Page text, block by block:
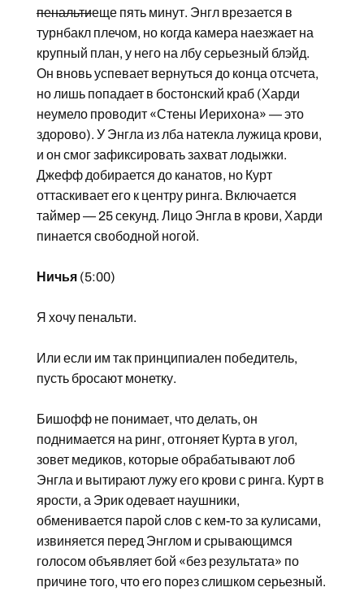
пенальтиеще пять минут. Энгл врезается в
турнбакл плечом, но когда камера наезжает на
крупный план, у него на лбу серьезный блэйд.
Он вновь успевает вернуться до конца отсчета,
но лишь попадает в бостонский краб (Харди
неумело проводит «Стены Иерихона» — это
здорово). У Энгла из лба натекла лужица крови,
и он смог зафиксировать захват лодыжки.
Джефф добирается до канатов, но Курт
оттаскивает его к центру ринга. Включается
таймер — 25 секунд. Лицо Энгла в крови, Харди
пинается свободной ногой.
Ничья(5:00)
Я хочу пенальти.
Или если им так принципиален победитель,
пусть бросают монетку.
Бишофф не понимает, что делать, он
поднимается на ринг, отгоняет Курта в угол,
зовет медиков, которые обрабатывают лоб
Энгла и вытирают лужу его крови с ринга. Курт в
ярости, а Эрик одевает наушники,
обменивается парой слов с кем-то за кулисами,
извиняется перед Энглом и срывающимся
голосом объявляет бой «без результата» по
причине того, что его порез слишком серьезный.